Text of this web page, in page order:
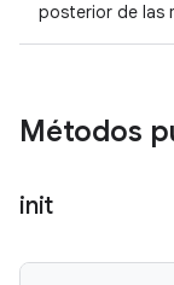
posterior de las
Métodos
init